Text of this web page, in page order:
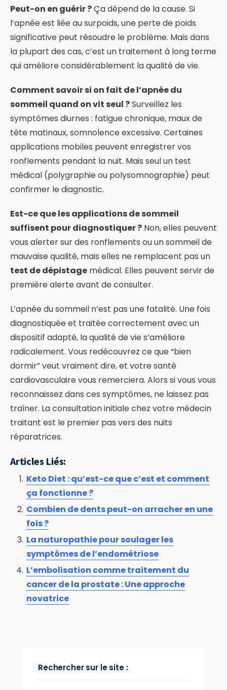
Peut-on en guérir ?Ça dépend de la cause. Si
l’apnée est liée au surpoids, une perte de poids
significative peut résoudre le problème. Mais dans
la plupart des cas, c’est un traitement à long terme
qui améliore considérablement la qualité de vie.
Comment savoir si on fait de l’apnée du
sommeil quand on vit seul ?Surveillez les
symptômes diurnes : fatigue chronique, maux de
tête matinaux, somnolence excessive. Certaines
applications mobiles peuvent enregistrer vos
ronflements pendant la nuit. Mais seul un test
médical (polygraphie ou polysomnographie) peut
confirmer le diagnostic.
Est-ce que les applications de sommeil
suffisent pour diagnostiquer ? Non, elles peuvent
vous alerter sur des ronflements ou un sommeil de
mauvaise qualité, mais elles ne remplacent pas un
test de dépistage médical. Elles peuvent servir de
première alerte avant de consulter.
L’apnée du sommeil n’est pas une fatalité. Une fois
diagnostiquée et traitée correctement avec un
dispositif adapté, la qualité de vie s’améliore
radicalement. Vous redécouvrez ce que “bien
dormir” veut vraiment dire, et votre santé
cardiovasculaire vous remerciera. Alors si vous vous
reconnaissez dans ces symptômes, ne laissez pas
traîner. La consultation initiale chez votre médecin
traitant est le premier pas vers des nuits
réparatrices.
Articles Liés:
Keto Diet : qu’est-ce que c’est et comment
ça fonctionne ?
Combien de dents peut-on arracher en une
fois ?
La naturopathie pour soulager les
symptômes de l’endométriose
L’embolisation comme traitement du
cancer de la prostate : Une approche
novatrice
Rechercher sur le site :